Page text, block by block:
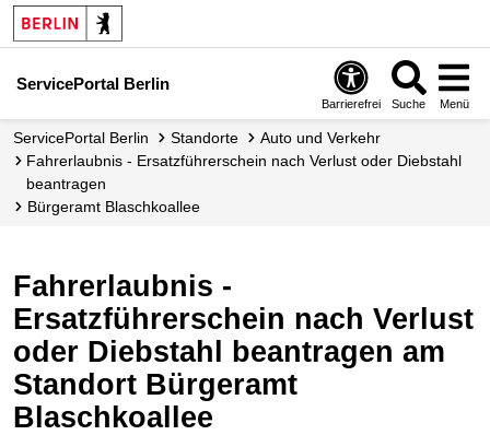
ServicePortal Berlin
Barrierefrei Suche Menü
ServicePortal Berlin Standorte
Auto und Verkehr
Fahrerlaubnis - Ersatzführerschein nach Verlust oder Diebstahl
beantragen
Bürgeramt Blaschkoallee
Fahrerlaubnis -
Ersatzführerschein nach Verlust
oder Diebstahl beantragen am
Standort Bürgeramt
Blaschkoallee